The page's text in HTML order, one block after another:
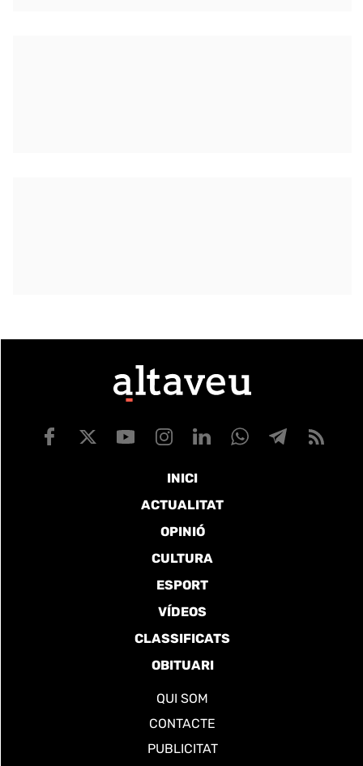
INICI
ACTUALITAT
OPINIÓ
CULTURA
ESPORT
VÍDEOS
CLASSIFICATS
OBITUARI
QUI SOM
CONTACTE
PUBLICITAT